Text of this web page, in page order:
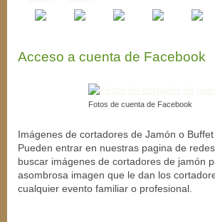
Acceso a cuenta de Facebook
Fotos de cuenta de Facebook
Imágenes de cortadores de Jamón o Buffet
Pueden entrar en nuestras pagina de
buscar imágenes de cortadores de jamón
asombrosa imagen que le dan los
cualquier evento familiar o profesional.